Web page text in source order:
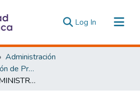
Log In (current)
Administración
Maestría en Gestión de Proyectos Socioproductivos
LA GESTIÓN ADMINISTRATIVA Y LA COMPETITIVIDAD DE LA ASOCIACIÓN DE PRODUCCIÓN E INDUSTRIALIZACIÓN DE PRODUCTOS AGROPECUARIOS “NUEVOS HORIZONTES” DE LA COMUNIDAD DE MULDIAGUAN, PARROQUIA SALINAS, PROVINCIA BOLÍVAR.